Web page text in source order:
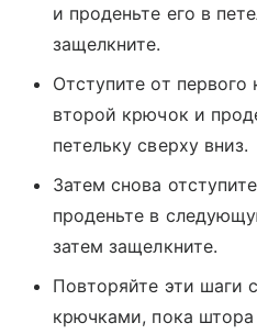
и проденьте его в
защелкните.
Отступите от
второй крючок и
петельку сверху вниз.
Затем снова
проденьте в
затем защелкните.
Повторяйте эти шаги
крючками, пока штора